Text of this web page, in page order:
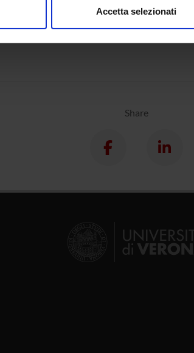
Accetta selezionati
Share